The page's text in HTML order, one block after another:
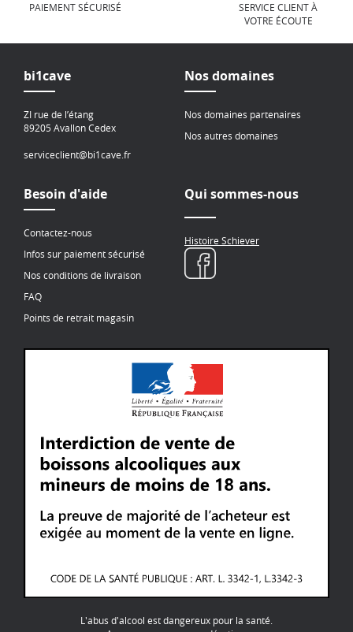
PAIEMENT SÉCURISÉ
SERVICE CLIENT À
VOTRE ÉCOUTE
bi1cave
ZI rue de l’étang
89205 Avallon Cedex
serviceclient@bi1cave.fr
Nos domaines
Nos domaines partenaires
Nos autres domaines
Besoin d'aide
Contactez-nous
Infos sur paiement sécurisé
Nos conditions de livraison
FAQ
Points de retrait magasin
Qui sommes-nous
Histoire Schiever
L'abus d'alcool est dangereux pour la santé.